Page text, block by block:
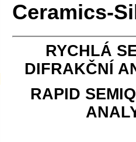
Ceramics-
RYCHLÁ
DIFRAKČNÍ
RAPID